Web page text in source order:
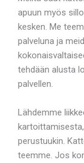
apuun myös
kesken. Me
palveluna ja
tehdään alusta
palvellen.
Lähdemme
perustuukin.
teemme. Jos